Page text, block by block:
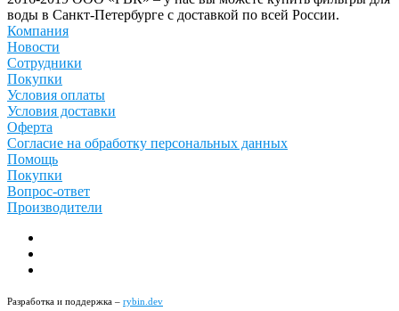
воды в Санкт-Петербурге с доставкой по всей России.
Компания
Новости
Сотрудники
Покупки
Условия оплаты
Условия доставки
Оферта
Согласие на обработку персональных данных
Помощь
Покупки
Вопрос-ответ
Производители
Разработка и поддержка – rybin.dev